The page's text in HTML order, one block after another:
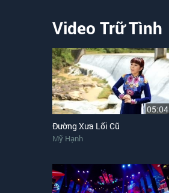
Video Trữ Tình
05:04
Đường Xưa Lối Cũ
Mỹ Hạnh